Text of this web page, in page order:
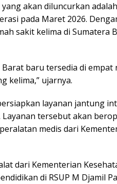
akan diluncurkan
pada Maret 2026.
sakit kelima di Sumatera
baru tersedia di empat
kelima,” ujarnya.
layanan jantung
tersebut akan
medis dari
dari Kementerian
di RSUP M Djamil